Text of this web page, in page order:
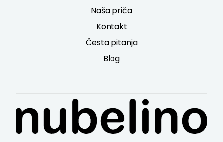
Naša priča
Kontakt
Česta pitanja
Blog